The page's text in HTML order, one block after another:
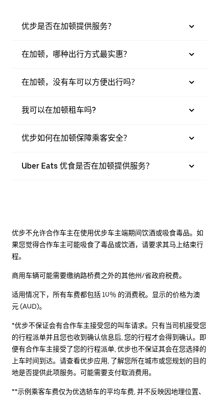
优步是否在加顿提供服务？
在加顿，哪种出行方式最实惠？
在加顿，没有车可以方便出行吗？
我可以在加顿租车吗?
优步如何在加顿保障乘客安全？
Uber Eats 优食是否在加顿提供服务？
优步不允许合作车主在使用优步车主端期间饮酒或吸食毒品。如
果您觉得合作车主可能吸食了毒品或饮酒，请要求其马上结束行
程。
商用车辆可能需要缴纳路桥费之外的其他州/省政府税费。
适用情况下，所有车费都包括 10％ 的消费税。显示的价格为澳
元 (AUD)。
*优步不保证会有合作车主接受您的叫车请求。只有当司机接受您
的行程派单并且您也收到确认信息后, 您的行程才会得到确认。即
便有合作车主接受了您的行程派单, 优步也不保证其会在您选择的
上车时间到达。请查看优步应用, 了解您所在城市或您规划的目的
地是否提供此项服务。可能需要支付取消费用。
**示例乘客车费仅为优选轿车的平均车费, 并不反映因地理位置、